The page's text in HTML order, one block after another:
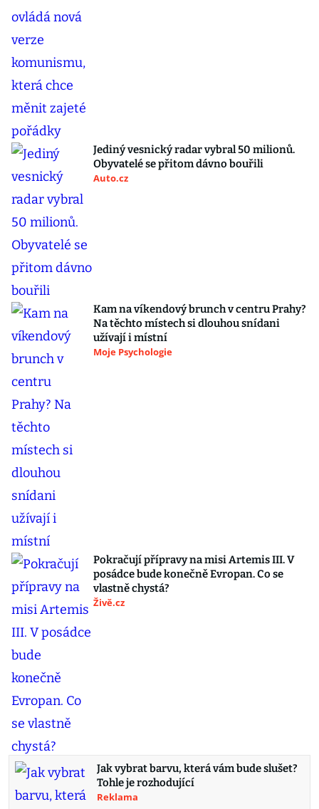
Jediný vesnický radar vybral 50 milionů.
Obyvatelé se přitom dávno bouřili
Auto.cz
Kam na víkendový brunch v centru Prahy?
Na těchto místech si dlouhou snídani
užívají i místní
Moje Psychologie
Pokračují přípravy na misi Artemis III. V
posádce bude konečně Evropan. Co se
vlastně chystá?
Živě.cz
Jak vybrat barvu, která vám bude slušet?
Tohle je rozhodující
Reklama